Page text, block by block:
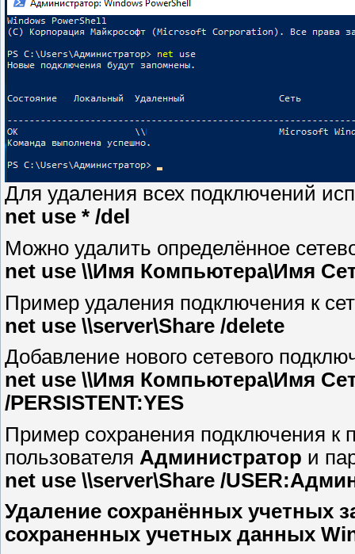
Для удаления всех подключений
net use * /del
Можно удалить определённое
net use \\Имя Компьютера\Имя
Пример удаления подключения к
net use \\server\Share /delete
Добавление нового сетевого
net use \\Имя Компьютера\Имя
/PERSISTENT:YES
Пример сохранения подключения к
пользователя Администратор и
net use \\server\Share /
Удаление сохранённых учетных
сохраненных учетных данных